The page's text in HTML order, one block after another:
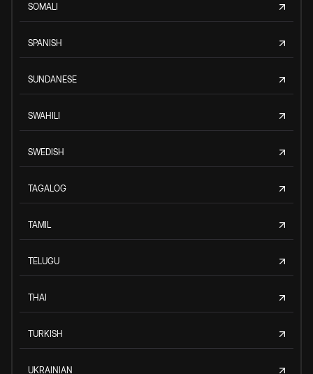
SOMALI
SPANISH
SUNDANESE
SWAHILI
SWEDISH
TAGALOG
TAMIL
TELUGU
THAI
TURKISH
UKRAINIAN